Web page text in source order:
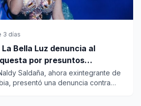
3 días
Bella Luz denuncia al
por presuntos
Saldaña, ahora exintegrante de
presentó una denuncia contra